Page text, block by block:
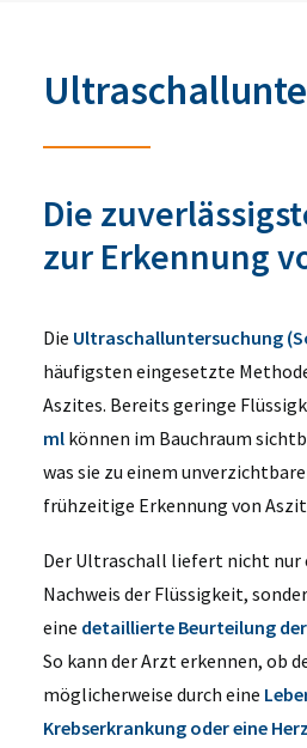
Die
zur Erkennung
Die Ultraschalluntersuchung
häufigsten eingesetzte
Aszites. Bereits geringe
ml können im Bauchraum
was sie zu einem
frühzeitige Erkennung von
Der Ultraschall liefert nicht nur
Nachweis der Flüssigkeit,
eine detaillierte Beurteilung
So kann der Arzt erkennen, ob
möglicherweise durch eine
Krebserkrankung oder eine